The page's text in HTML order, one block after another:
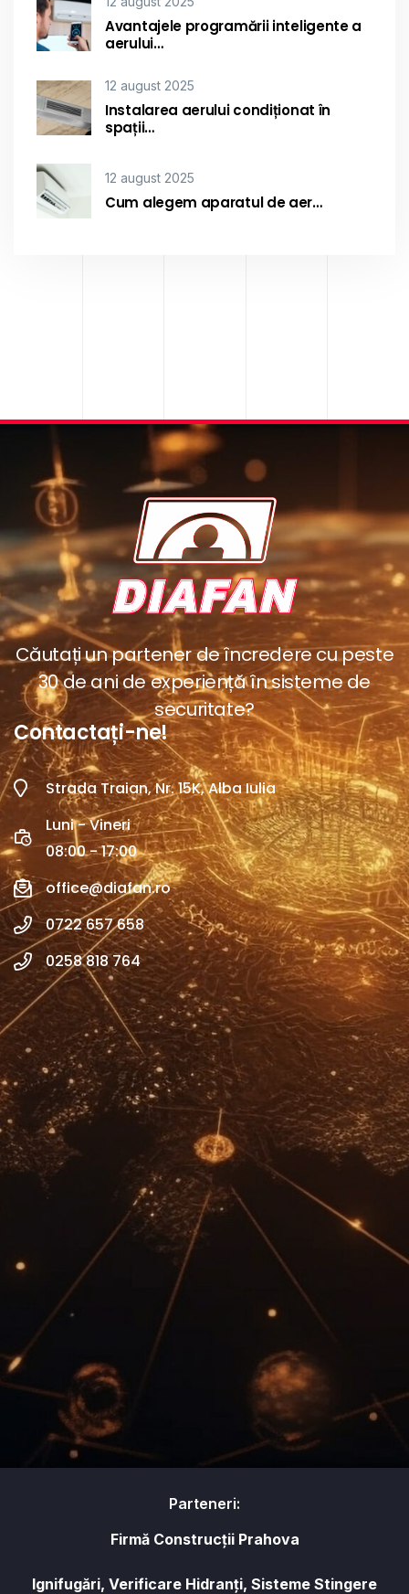
Avantajele programării inteligente a
aerului…
12 august 2025
Instalarea aerului condiționat în
spații…
12 august 2025
Cum alegem aparatul de aer…
Căutați un partener de încredere cu peste
30 de ani de experiență în sisteme de
securitate?
Contactați-ne!
Strada Traian, Nr. 15K, Alba Iulia
Luni - Vineri
08:00 - 17:00
office@diafan.ro
0722 657 658
0258 818 764
Parteneri:
Firmă Construcții Prahova
Ignifugări, Verificare Hidranți, Sisteme Stingere